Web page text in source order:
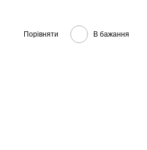
Порівняти В бажання